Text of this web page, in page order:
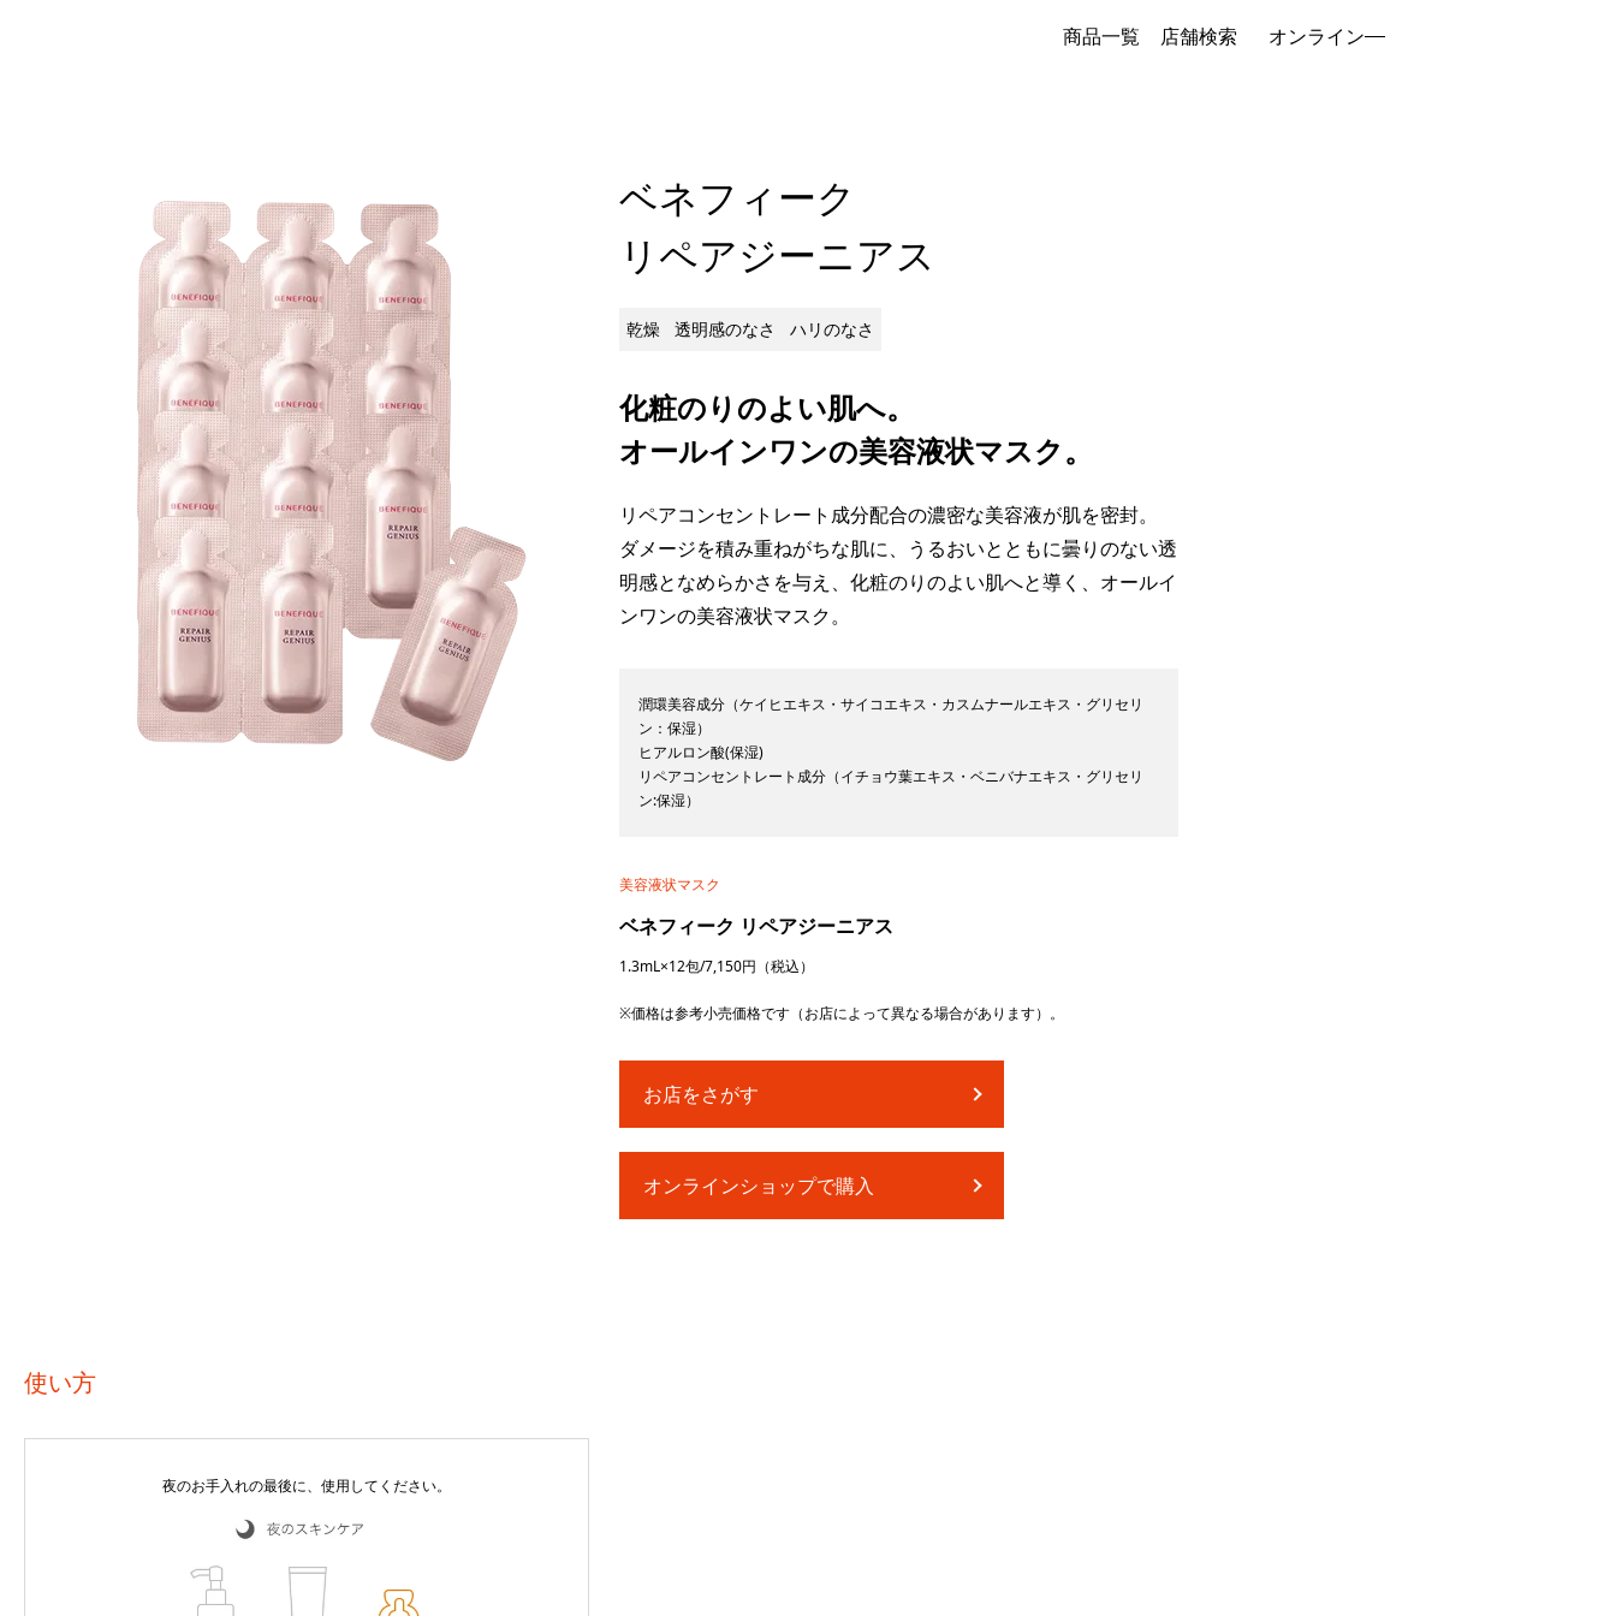
商品一覧 店舗検索 オンライン
ベネフィーク
リペアジーニアス
乾燥 透明感のなさ ハリのなさ
化粧のりのよい肌へ。
オールインワンの美容液状マスク。
リペアコンセントレート成分配合の濃密な美容液が肌を密封。
ダメージを積み重ねがちな肌に、うるおいとともに曇りのない透
明感となめらかさを与え、化粧のりのよい肌へと導く、オールイ
ンワンの美容液状マスク。
潤環美容成分（ケイヒエキス・サイコエキス・カスムナールエキス・グリセリ
ン：保湿）
ヒアルロン酸(保湿)
リペアコンセントレート成分（イチョウ葉エキス・ベニバナエキス・グリセリ
ン:保湿）
美容液状マスク
ベネフィーク リペアジーニアス
1.3mL×12包/7,150円（税込）
※価格は参考小売価格です（お店によって異なる場合があります）。
お店をさがす
オンラインショップで購入
使い方
夜のお手入れの最後に、使用してください。